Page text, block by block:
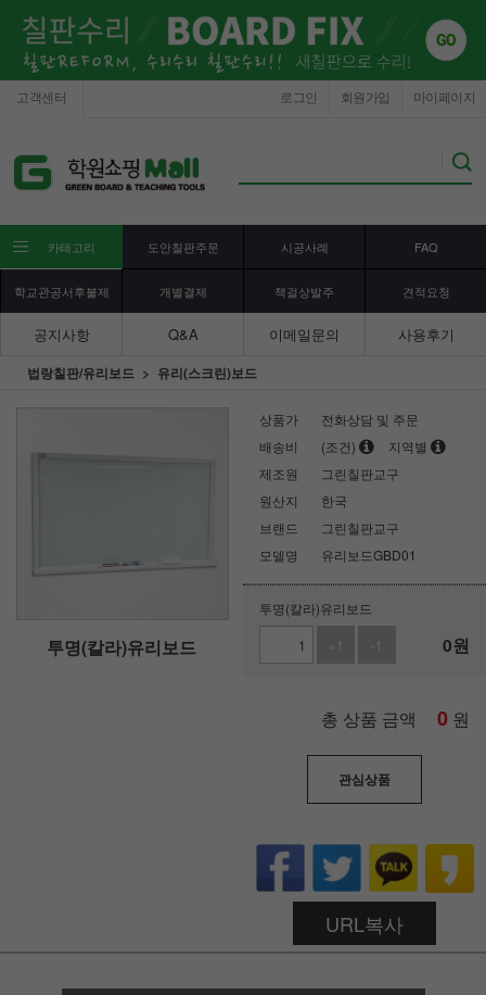
고객센터 마이페이지
회원가입
로그인
카테고리 도안칠판주문 시공사례 FAQ
학교관공서후불제 개별결제 책걸상발주 견적요청
공지사항 Q&A 이메일문의 사용후기
법랑칠판/유리보드 유리(스크린)보드
투명(칼라)유리보드
상품가
전화상담 및 주문
배송비
(조건)
지역별
제조원
그린칠판교구
원산지
한국
브랜드
그린칠판교구
모델명
유리보드GBD01
투명(칼라)유리보드
+1
-1 0원
총 상품 금액 0 원
관심상품
URL복사